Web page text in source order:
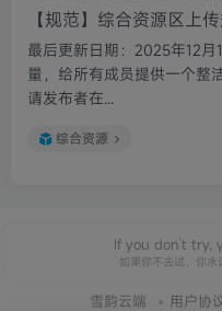
【规范】综合资源区上
最后更新日期：2025年12
量，给所有成员提供一个整
请发布者在...
综合资源
If you don’t try,
如果你不去试，你
雪韵云端 用户协